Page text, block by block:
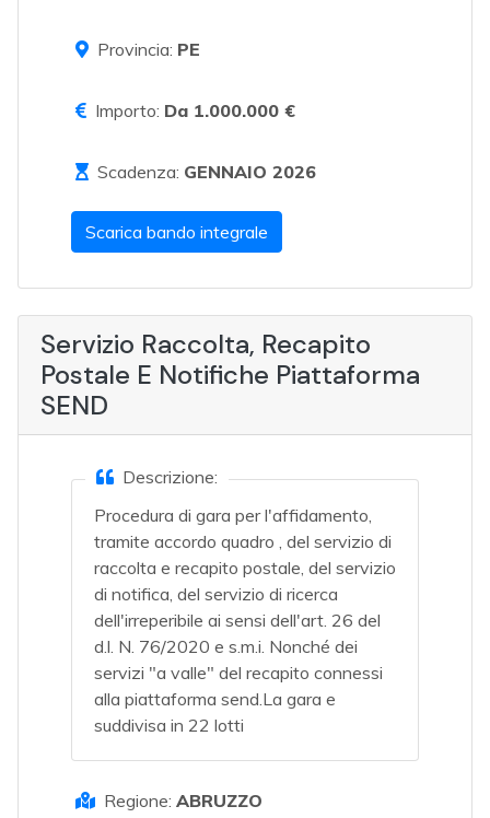
Provincia: PE
Importo: Da 1.000.000 €
Scadenza: GENNAIO 2026
Scarica bando integrale
Servizio Raccolta, Recapito
Postale E Notifiche Piattaforma
SEND
Descrizione:
Procedura di gara per l'affidamento,
tramite accordo quadro , del servizio di
raccolta e recapito postale, del servizio
di notifica, del servizio di ricerca
dell'irreperibile ai sensi dell'art. 26 del
d.l. N. 76/2020 e s.m.i. Nonché dei
servizi "a valle" del recapito connessi
alla piattaforma send.La gara e
suddivisa in 22 lotti
Regione: ABRUZZO